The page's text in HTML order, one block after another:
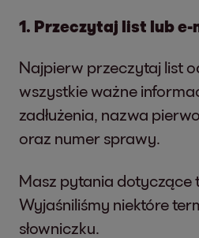
1. Przeczytaj list lub e-
Najpierw przeczytaj list
wszystkie ważne
zadłużenia, nazwa
oraz numer sprawy.
Masz pytania dotyczące
Wyjaśniliśmy niektóre
słowniczku.